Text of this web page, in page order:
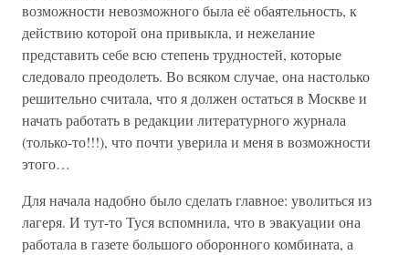
возможности невозможного была её обаятельность, к
действию которой она привыкла, и нежелание
представить себе всю степень трудностей, которые
следовало преодолеть. Во всяком случае, она настолько
решительно считала, что я должен остаться в Москве и
начать работать в редакции литературного журнала
(только-то!!!), что почти уверила и меня в возможности
этого…
Для начала надобно было сделать главное: уволиться из
лагеря. И тут-то Туся вспомнила, что в эвакуации она
работала в газете большого оборонного комбината, а